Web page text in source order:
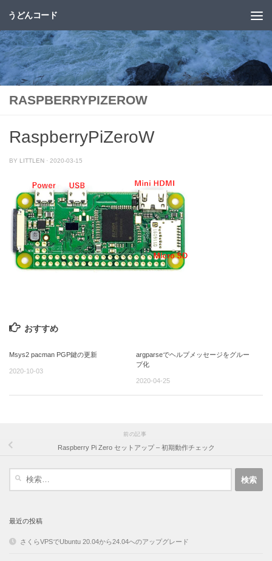
コンテンツへスキップ
うどんコード
RASPBERRYPIZEROW
RaspberryPiZeroW
BY LITTLEN · 2020-03-15
おすすめ
Msys2 pacman PGP鍵の更新
2020-10-03
argparseでヘルプメッセージをグルー
プ化
2020-04-25
前の記事
Raspberry Pi Zero セットアップ – 初期動作チェック
最近の投稿
さくらVPSでUbuntu 20.04から24.04へのアップグレード